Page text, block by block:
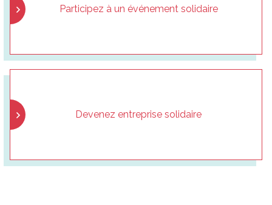
Participez à un événement solidaire
Devenez entreprise solidaire